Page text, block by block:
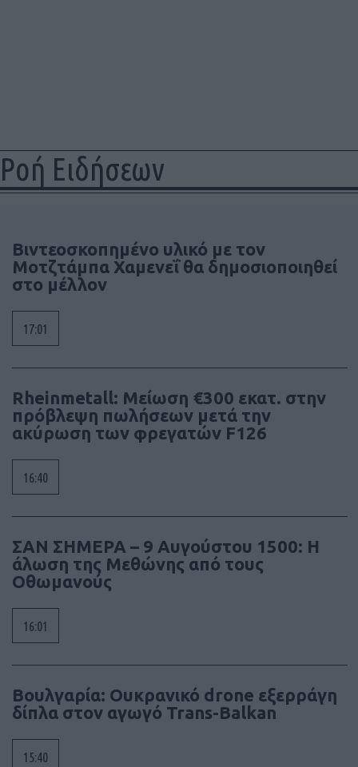
Ροή Ειδήσεων
Βιντεοσκοπημένο υλικό με τον
Μοτζτάμπα Χαμενεΐ θα δημοσιοποιηθεί
στο μέλλον
17:01
Rheinmetall: Μείωση €300 εκατ. στην
πρόβλεψη πωλήσεων μετά την
ακύρωση των φρεγατών F126
16:40
ΣΑΝ ΣΗΜΕΡΑ – 9 Αυγούστου 1500: Η
άλωση της Μεθώνης από τους
Οθωμανούς
16:01
Βουλγαρία: Ουκρανικό drone εξερράγη
δίπλα στον αγωγό Trans-Balkan
15:40